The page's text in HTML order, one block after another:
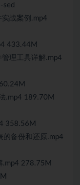
sed
战案例.mp4
433.44M
理工具详解.mp4
.mp4 189.70M
358.56M
的备份和还原.mp4
.mp4 278.75M